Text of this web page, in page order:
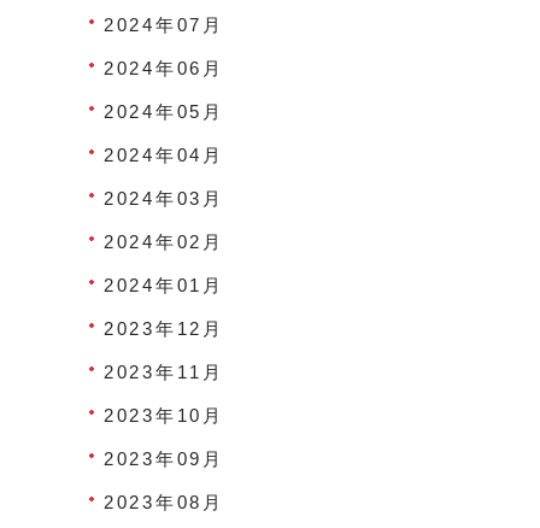
2024年07月
2024年06月
2024年05月
2024年04月
2024年03月
2024年02月
2024年01月
2023年12月
2023年11月
2023年10月
2023年09月
2023年08月